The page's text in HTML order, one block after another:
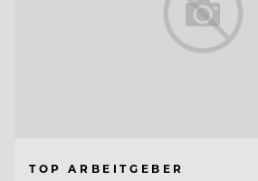
TOP ARBEITGEBER